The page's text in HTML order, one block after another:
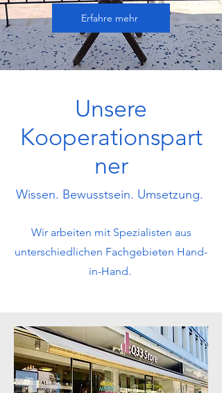
Erfahre mehr
Unsere
Kooperationspart
ner
Wissen. Bewusstsein. Umsetzung.
Wir arbeiten mit Spezialisten aus
unterschiedlichen Fachgebieten Hand-
in-Hand.